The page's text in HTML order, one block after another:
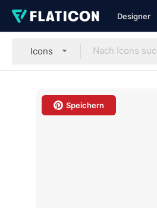
Designer
Icons
Speichern